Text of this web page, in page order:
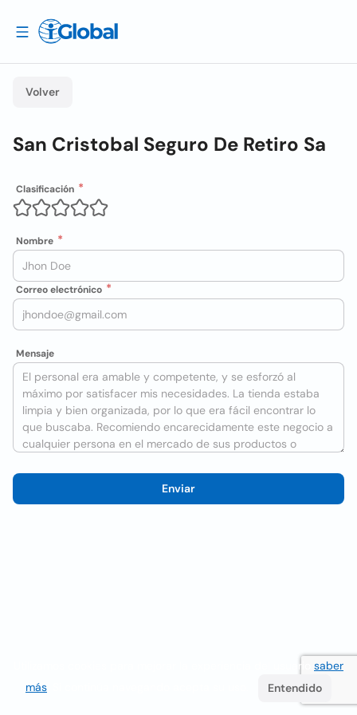
Volver
San Cristobal Seguro De Retiro Sa
Clasificación
Nombre
Correo electrónico
Mensaje
Enviar
Utilizamos cookies para mejorar la experiencia del usuario saber
más
Entendido